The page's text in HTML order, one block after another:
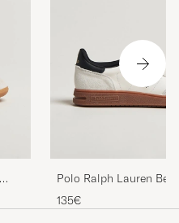
Polo Ralph Lauren
Sneakers White/Black
135€